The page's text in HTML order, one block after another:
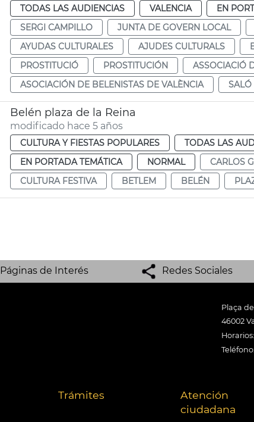
TODAS LAS AUDIENCIAS
VALENCIA EN
SERGI CAMPILLO
JUNTA DE GOVERN LOCAL
AYUDAS CULTURALES
AJUDES CULTURALS
PROSTITUCIÓ
PROSTITUCIÓN
ASSOCIACIÓ
ASOCIACIÓN DE BELENISTAS DE VALÈNCIA
SALÓ
Belén plaza de la Reina
modificado hace 5 años
CULTURA Y FIESTAS POPULARES TODAS LAS
EN PORTADA TEMÁTICA
NORMAL CARLOS
CULTURA FESTIVA
BETLEM BELÉN
Páginas de Interés Redes Sociales
Plaça
46002
Trámites
Atención
ciudadana